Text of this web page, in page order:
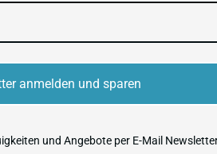
Produktsicherheit
anmelden und sparen
und Angebote per E-Mail